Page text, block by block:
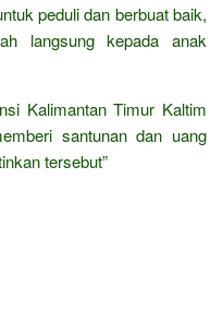
peduli dan berbuat baik,
langsung kepada anak
Kalimantan Timur Kaltim
santunan dan uang
tersebut”